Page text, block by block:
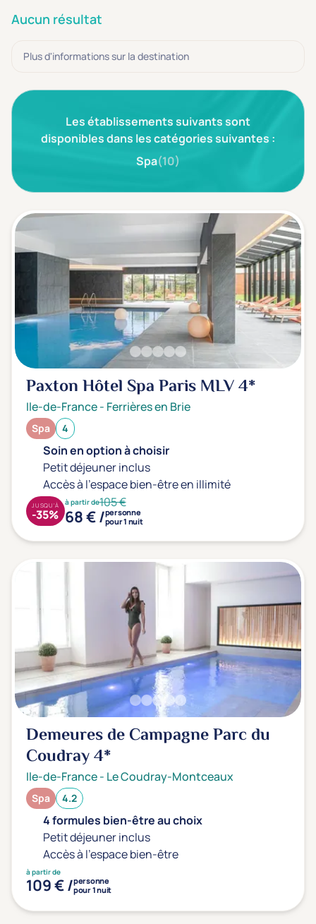
Note de nos clients
(0)
Très bien: 3.5+
Envie de
Ville
(0)
(0)
Campagne
(0)
Type de séjour
Thalasso Thermal Spa Spa
Thématiques bien-être
Accès à l'espace bien-être
Massage, détente, Rituel du monde
Remise en forme
Beauté & anti-âge
(0)
Gestion du stress / sommeil
(0)
Spécial dos
Prévention santé
(0)
Sport
(0)
Yoga
(0)
Offres spéciales
Vente Flash & Promo
Offres spéciales Solo
Distance de chez vous
Établissements proches de chez moi
Km
Aucun résultat
Plus d'informations sur la destination
Les établissements suivants sont
disponibles dans les catégories suivantes :
Spa(10)
Paxton Hôtel Spa Paris MLV4*
Ile-de-France- Ferrières en Brie
Spa 4
Soin en option à choisir
Petit déjeuner inclus
Accès à l'espace bien-être en illimité
à partir de105 €
68 € /personne
pour 1 nuit
JUSQU'À
-35%
Demeures de Campagne Parc du
Coudray4*
Ile-de-France- Le Coudray-Montceaux
Spa 4.2
4 formules bien-être au choix
Petit déjeuner inclus
Accès à l'espace bien-être
à partir de
109 € /personne
pour 1 nuit